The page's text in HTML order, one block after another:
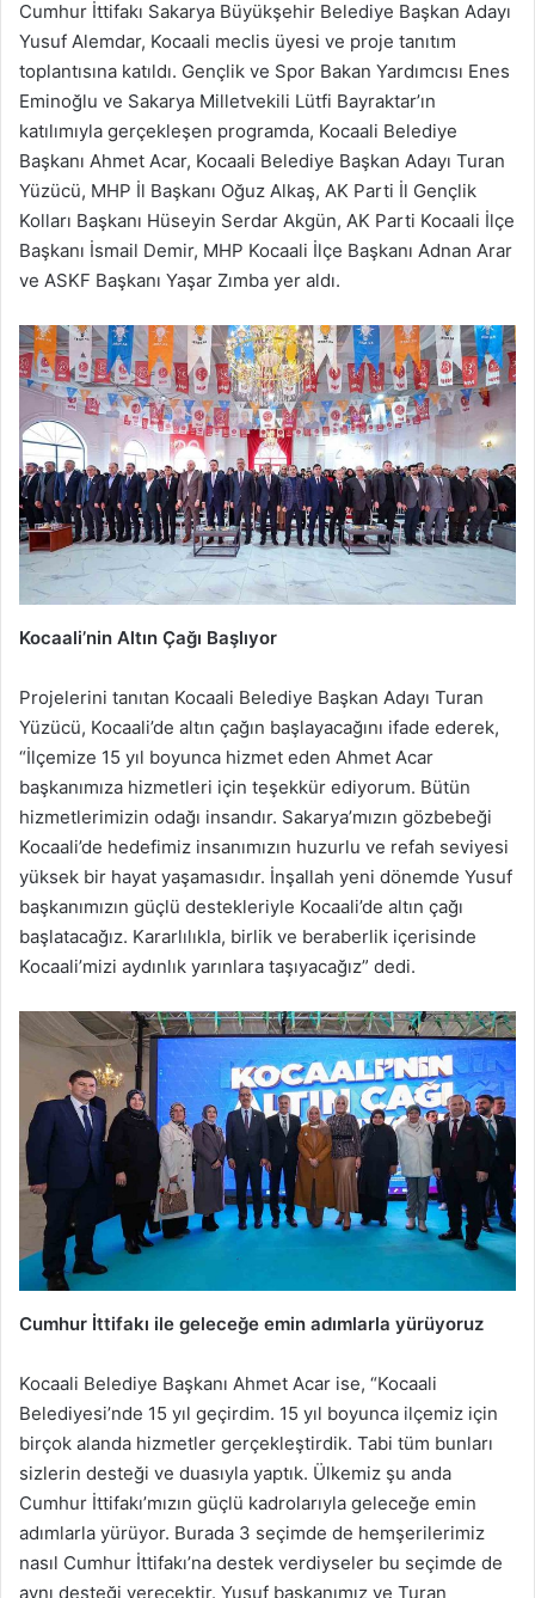
Cumhur İttifakı Sakarya Büyükşehir Belediye Başkan Adayı
Yusuf Alemdar, Kocaali meclis üyesi ve proje tanıtım
toplantısına katıldı. Gençlik ve Spor Bakan Yardımcısı Enes
Eminoğlu ve Sakarya Milletvekili Lütfi Bayraktar’ın
katılımıyla gerçekleşen programda, Kocaali Belediye
Başkanı Ahmet Acar, Kocaali Belediye Başkan Adayı Turan
Yüzücü, MHP İl Başkanı Oğuz Alkaş, AK Parti İl Gençlik
Kolları Başkanı Hüseyin Serdar Akgün, AK Parti Kocaali İlçe
Başkanı İsmail Demir, MHP Kocaali İlçe Başkanı Adnan Arar
ve ASKF Başkanı Yaşar Zımba yer aldı.
Kocaali’nin Altın Çağı Başlıyor
Projelerini tanıtan Kocaali Belediye Başkan Adayı Turan
Yüzücü, Kocaali’de altın çağın başlayacağını ifade ederek,
“İlçemize 15 yıl boyunca hizmet eden Ahmet Acar
başkanımıza hizmetleri için teşekkür ediyorum. Bütün
hizmetlerimizin odağı insandır. Sakarya’mızın gözbebeği
Kocaali’de hedefimiz insanımızın huzurlu ve refah seviyesi
yüksek bir hayat yaşamasıdır. İnşallah yeni dönemde Yusuf
başkanımızın güçlü destekleriyle Kocaali’de altın çağı
başlatacağız. Kararlılıkla, birlik ve beraberlik içerisinde
Kocaali’mizi aydınlık yarınlara taşıyacağız” dedi.
Cumhur İttifakı ile geleceğe emin adımlarla yürüyoruz
Kocaali Belediye Başkanı Ahmet Acar ise, “Kocaali
Belediyesi’nde 15 yıl geçirdim. 15 yıl boyunca ilçemiz için
birçok alanda hizmetler gerçekleştirdik. Tabi tüm bunları
sizlerin desteği ve duasıyla yaptık. Ülkemiz şu anda
Cumhur İttifakı’mızın güçlü kadrolarıyla geleceğe emin
adımlarla yürüyor. Burada 3 seçimde de hemşerilerimiz
nasıl Cumhur İttifakı’na destek verdiyseler bu seçimde de
aynı desteği verecektir. Yusuf başkanımız ve Turan